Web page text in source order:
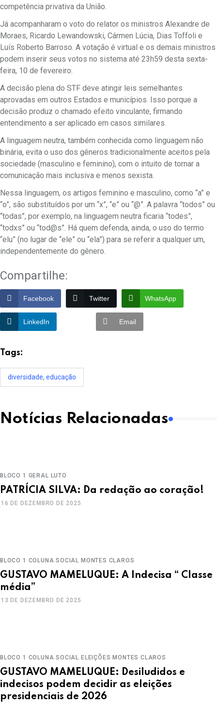
competência privativa da União.
Já acompanharam o voto do relator os ministros Alexandre de
Moraes, Ricardo Lewandowski, Cármen Lúcia, Dias Toffoli e
Luís Roberto Barroso. A votação é virtual e os demais ministros
podem inserir seus votos no sistema até 23h59 desta sexta-
feira, 10 de fevereiro.
A decisão plena do STF deve atingir leis semelhantes
aprovadas em outros Estados e municípios. Isso porque a
decisão produz o chamado efeito vinculante, firmando
entendimento a ser aplicado em casos similares.
A linguagem neutra, também conhecida como linguagem não
binária, evita o uso dos gêneros tradicionalmente aceitos pela
sociedade (masculino e feminino), com o intuito de tornar a
comunicação mais inclusiva e menos sexista.
Nessa linguagem, os artigos feminino e masculino, como “a” e
“o”, são substituídos por um “x”, “e” ou “@”. A palavra “todos” ou
“todas”, por exemplo, na linguagem neutra ficaria “todes”,
“todxs” ou “tod@s”. Há quem defenda, ainda, o uso do termo
“elu” (no lugar de “ele” ou “ela”) para se referir a qualquer um,
independentemente do gênero.
Compartilhe:
Facebook Twitter WhatsApp
LinkedIn Email
Tags:
diversidade, educação
Notícias Relacionadas
BLOCO 1 GERAL LUTO
PATRÍCIA SILVA: Da redação ao coração!
16 DE DEZEMBRO DE 2025
BLOCO 1 COLUNA SOCIAL MONTES CLAROS
GUSTAVO MAMELUQUE: A Indecisa “ Classe
média”
13 DE DEZEMBRO DE 2025
BLOCO 1 COLUNA SOCIAL ELEIÇÕES MONTES CLAROS
GUSTAVO MAMELUQUE: Desiludidos e
indecisos podem decidir as eleições
presidenciais de 2026